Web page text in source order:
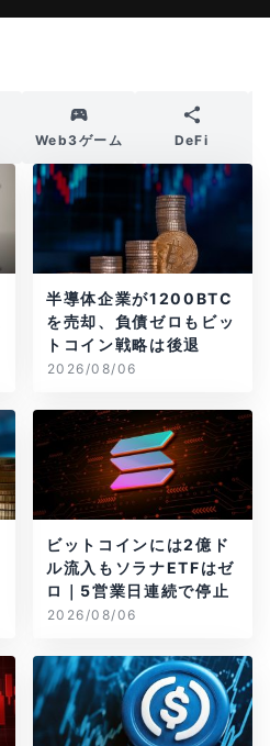
Web3ゲーム DeFi
半導体企業が1200BTC
を売却、負債ゼロもビッ
トコイン戦略は後退
2026/08/06
ビットコインには2億ド
ル流入もソラナETFはゼ
ロ｜5営業日連続で停止
2026/08/06